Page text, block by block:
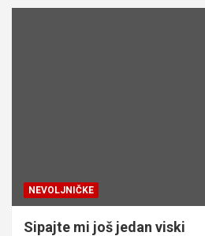
NEVOLJNIČKE
Sipajte mi još jedan viski